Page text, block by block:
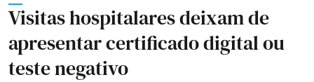
Visitas hospitalares deixam de
apresentar certificado digital ou
teste negativo